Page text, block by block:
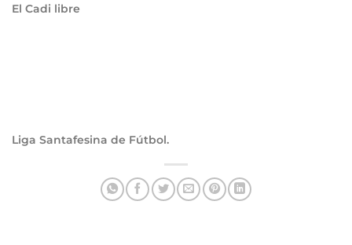
El Cadi libre
Liga Santafesina de Fútbol.